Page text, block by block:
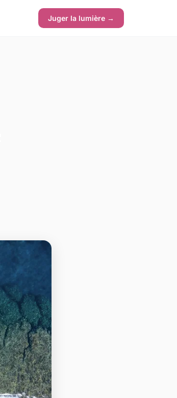
Juger la lumière →